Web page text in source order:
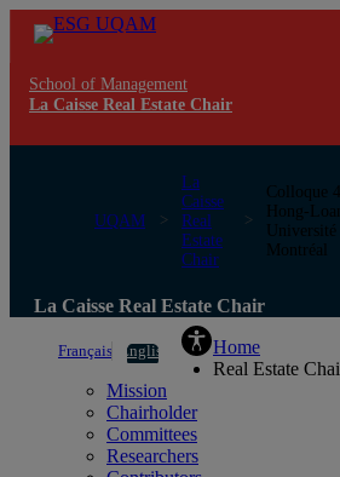
School of Management
La Caisse Real Estate Chair
UQAM
La
Caisse
Real
Estate
Chair
Colloque
Hong-
Montréal
La Caisse Real Estate Chair
Français English
Home
Real Estate
Mission
Chairholder
Committees
Researchers